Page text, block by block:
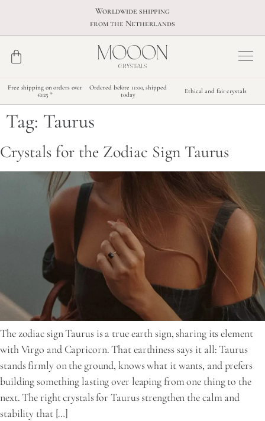
Worldwide shipping
from the Netherlands
Free shipping on orders over
€125 *
Ordered before 11:00, shipped
today
Ethical and fair crystals
Tag: Taurus
Crystals for the Zodiac Sign Taurus
The zodiac sign Taurus is a true earth sign, sharing its element
with Virgo and Capricorn. That earthiness says it all: Taurus
stands firmly on the ground, knows what it wants, and prefers
building something lasting over leaping from one thing to the
next. The right crystals for Taurus strengthen the calm and
stability that […]